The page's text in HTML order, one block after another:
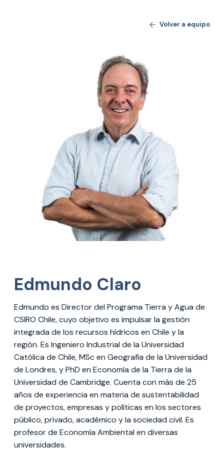
Volver a equipo
Edmundo Claro
Edmundo es Director del Programa Tierra y Agua de
CSIRO Chile, cuyo objetivo es impulsar la gestión
integrada de los recursos hídricos en Chile y la
región. Es Ingeniero Industrial de la Universidad
Católica de Chile, MSc en Geografía de la Universidad
de Londres, y PhD en Economía de la Tierra de la
Universidad de Cambridge. Cuenta con más de 25
años de experiencia en materia de sustentabilidad
de proyectos, empresas y políticas en los sectores
público, privado, académico y la sociedad civil. Es
profesor de Economía Ambiental en diversas
universidades.